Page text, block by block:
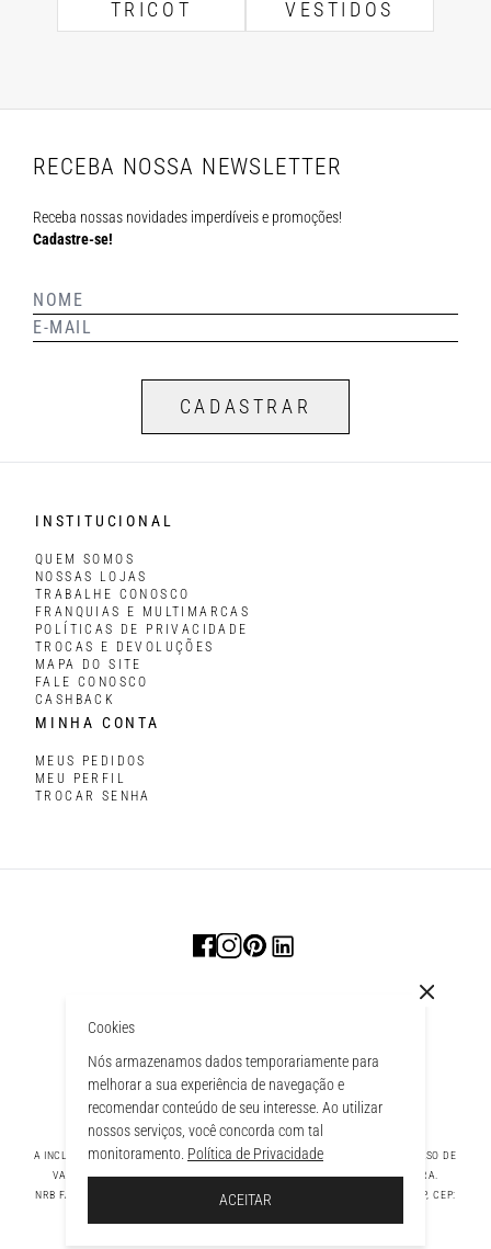
Cookies
Nós armazenamos dados temporariamente para
melhorar a sua experiência de navegação e
recomendar conteúdo de seu interesse. Ao utilizar
nossos serviços, você concorda com tal
monitoramento. Política de Privacidade
ACEITAR
TRICOT
VESTIDOS
SACOLA
RECEBA NOSSA NEWSLETTER
Receba nossas novidades imperdíveis e promoções!
Cadastre-se!
CADASTRAR
INSTITUCIONAL
QUEM SOMOS
NOSSAS LOJAS
TRABALHE CONOSCO
FRANQUIAS E MULTIMARCAS
POLÍTICAS DE PRIVACIDADE
TROCAS E DEVOLUÇÕES
MAPA DO SITE
FALE CONOSCO
CASHBACK
MINHA CONTA
MEUS PEDIDOS
MEU PERFIL
TROCAR SENHA
A INCLUSÃO DE UM PRODUTO NA SACOLA NÃO GARANTE SEU PREÇO. EM CASO DE
VARIAÇÃO, PREVALECERÁ O PREÇO VIGENTE NA FINALIZAÇÃO DA COMPRA.
NRB FASHION COMPANY LTDA - AV. TAMBORE, 1043 - TAMBORÉ BARUERI - SP, CEP: